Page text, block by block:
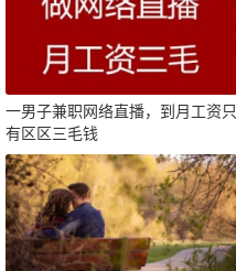
一男子兼职网络直播，到月工资只
有区区三毛钱